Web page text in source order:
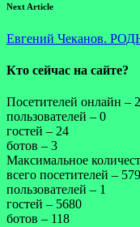
Next Article
Евгений Чеканов.
Кто сейчас на сайте?
Посетителей онлайн –
пользователей – 0
гостей – 24
ботов – 3
Максимальное
всего посетителей –
пользователей – 1
гостей – 5680
ботов – 118